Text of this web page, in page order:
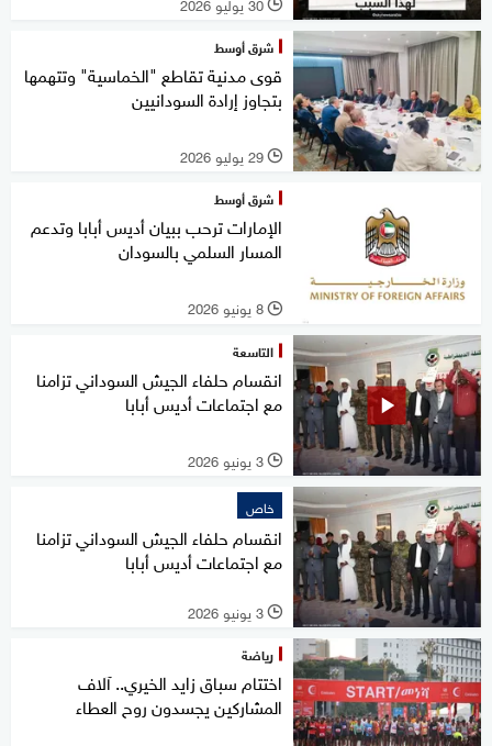
l
شرق أوسط
قوى مدنية تقاطع "الخماسية" وتتهمها
بتجاوز إرادة السودانيين
l 29 يوليو 2026
شرق أوسط
الإمارات ترحب ببيان أديس أبابا وتدعم
المسار السلمي بالسودان
l 8 يونيو 2026
التاسعة
انقسام حلفاء الجيش السوداني تزامنا
مع اجتماعات أديس أبابا
l 3 يونيو 2026
خاص
انقسام حلفاء الجيش السوداني تزامنا
مع اجتماعات أديس أبابا
l 3 يونيو 2026
رياضة
اختتام سباق زايد الخيري.. آلاف
المشاركين يجسدون روح العطاء